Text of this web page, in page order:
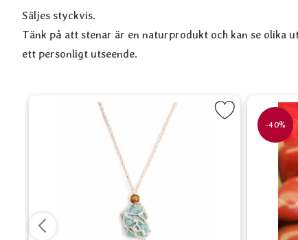
Säljes styckvis.
Tänk på att stenar är en naturprodukt och kan se olika
ett personligt utseende.
Calcite som favorit Markera Knutet halsband till sten
-40%